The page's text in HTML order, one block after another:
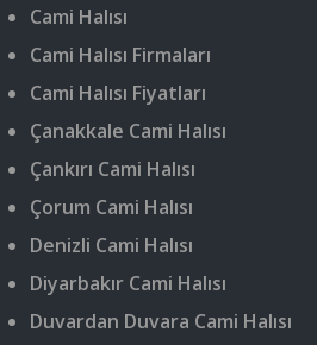
Cami Halısı
Cami Halısı Firmaları
Cami Halısı Fiyatları
Çanakkale Cami Halısı
Çankırı Cami Halısı
Çorum Cami Halısı
Denizli Cami Halısı
Diyarbakır Cami Halısı
Duvardan Duvara Cami Halısı